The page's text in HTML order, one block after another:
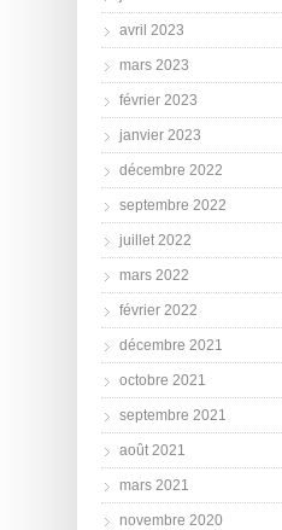
avril 2023
mars 2023
février 2023
janvier 2023
décembre 2022
septembre 2022
juillet 2022
mars 2022
février 2022
décembre 2021
octobre 2021
septembre 2021
août 2021
mars 2021
novembre 2020